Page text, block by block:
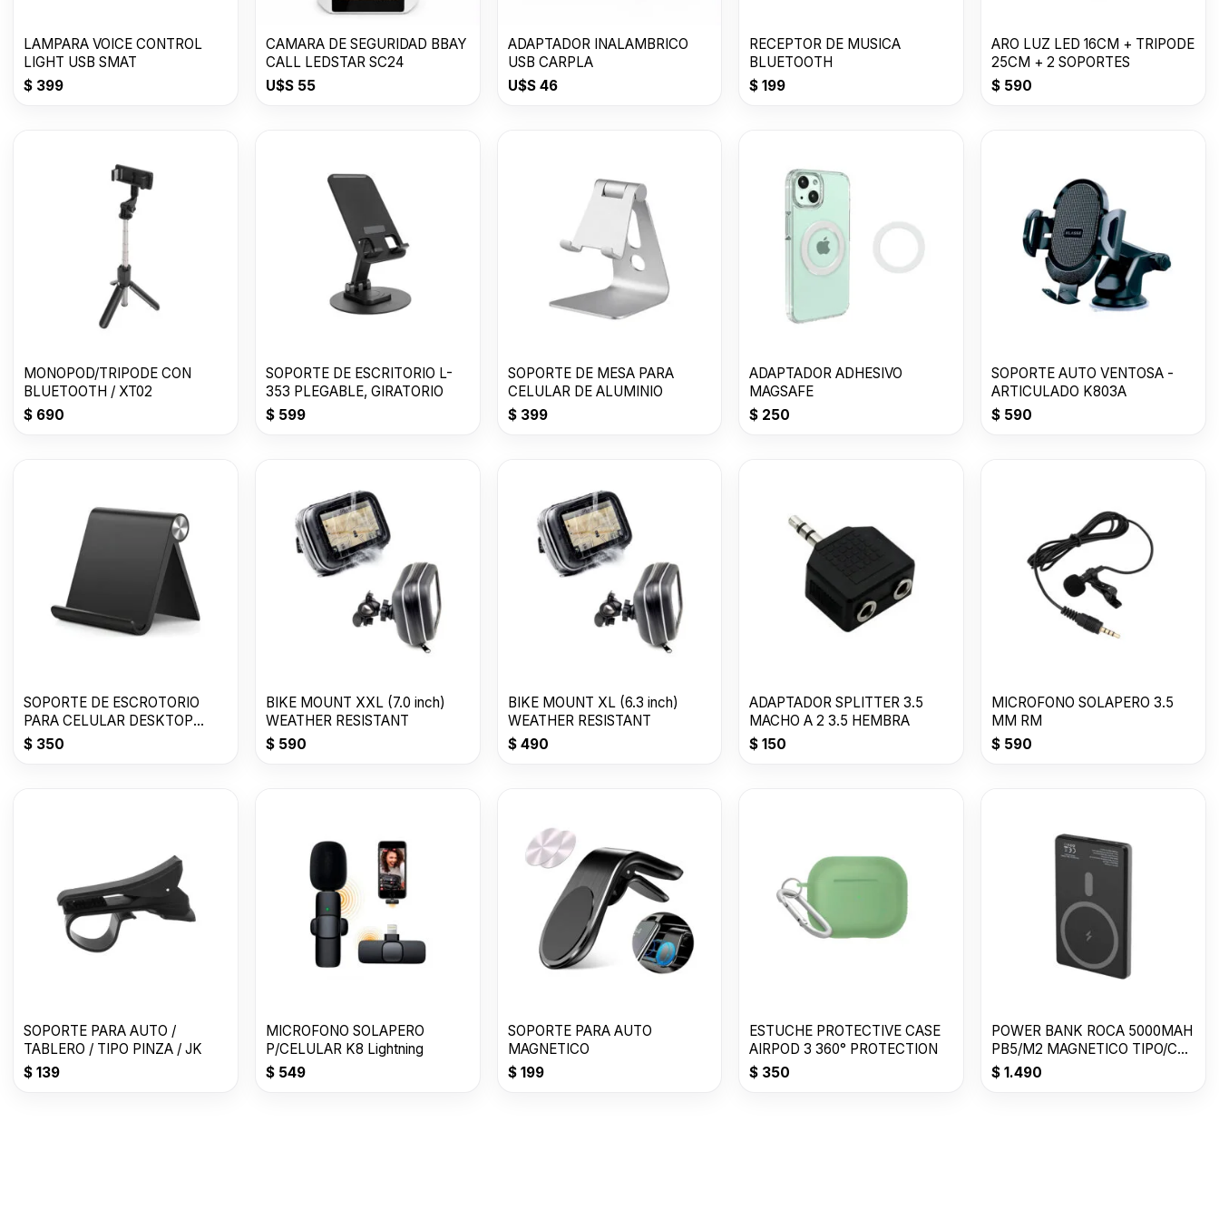
LAMPARA VOICE CONTROL
LIGHT USB SMAT
$ 399
CAMARA DE SEGURIDAD BBAY
CALL LEDSTAR SC24
U$S55
ADAPTADOR INALAMBRICO
USB CARPLA
U$S46
RECEPTOR DE MUSICA
BLUETOOTH
$ 199
ARO LUZ LED 16CM + TRIPODE
25CM + 2 SOPORTES
$ 590
MONOPOD/TRIPODE CON
BLUETOOTH / XT02
$ 690
SOPORTE DE ESCRITORIO L-
353 PLEGABLE, GIRATORIO
$599
SOPORTE DE MESA PARA
CELULAR DE ALUMINIO
$399
ADAPTADOR ADHESIVO
MAGSAFE
$ 250
SOPORTE AUTO VENTOSA -
ARTICULADO K803A
$ 590
SOPORTE DE ESCROTORIO
PARA CELULAR DESKTOP
STAND
$ 350
BIKE MOUNT XXL (7.0 inch)
WEATHER RESISTANT
$590
BIKE MOUNT XL (6.3 inch)
WEATHER RESISTANT
$490
ADAPTADOR SPLITTER 3.5
MACHO A 2 3.5 HEMBRA
$ 150
MICROFONO SOLAPERO 3.5
MM RM
$ 590
SOPORTE PARA AUTO /
TABLERO / TIPO PINZA / JK
$ 139
MICROFONO SOLAPERO
P/CELULAR K8 Lightning
$549
SOPORTE PARA AUTO
MAGNETICO
$199
ESTUCHE PROTECTIVE CASE
AIRPOD 3 360° PROTECTION
$ 350
POWER BANK ROCA 5000MAH
PB5/M2 MAGNETICO TIPO/C
3A
$ 1.490